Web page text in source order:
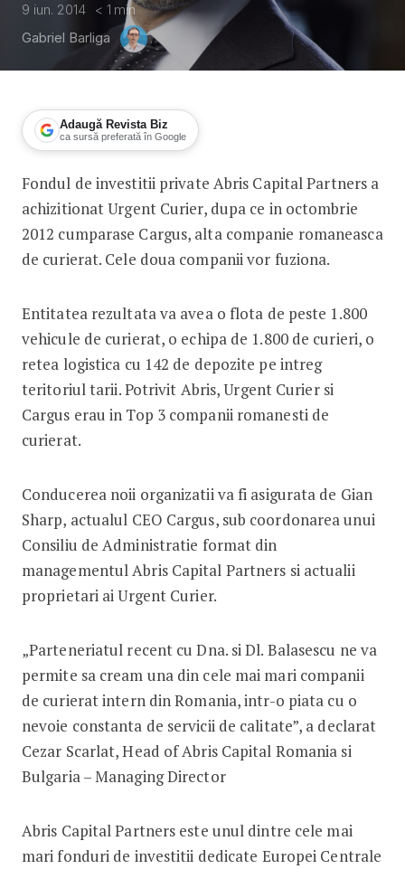
9 iun. 2014 < 1 min
Gabriel Barliga
Adaugă Revista Biz
ca sursă preferată în Google
Cargus si Urgent Curier vor fuziona
Fondul de investitii private Abris Capital Partners a
achizitionat Urgent Curier, dupa ce in octombrie
2012 cumparase Cargus, alta companie romaneasca
de curierat. Cele doua companii vor fuziona.
Entitatea rezultata va avea o flota de peste 1.800
vehicule de curierat, o echipa de 1.800 de curieri, o
retea logistica cu 142 de depozite pe intreg
teritoriul tarii. Potrivit Abris, Urgent Curier si
Cargus erau in Top 3 companii romanesti de
curierat.
Conducerea noii organizatii va fi asigurata de Gian
Sharp, actualul CEO Cargus, sub coordonarea unui
Consiliu de Administratie format din
managementul Abris Capital Partners si actualii
proprietari ai Urgent Curier.
„Parteneriatul recent cu Dna. si Dl. Balasescu ne va
permite sa cream una din cele mai mari companii
de curierat intern din Romania, intr-o piata cu o
nevoie constanta de servicii de calitate”, a declarat
Cezar Scarlat, Head of Abris Capital Romania si
Bulgaria – Managing Director
Abris Capital Partners este unul dintre cele mai
mari fonduri de investitii dedicate Europei Centrale